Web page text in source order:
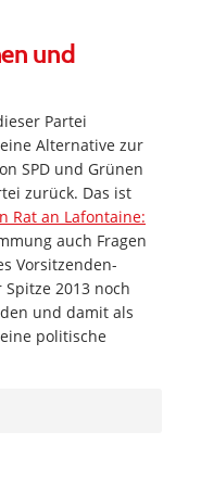
und
Partei
Alternative zur
SPD und Grünen
zurück. Das ist
Rat an Lafontaine:
auch Fragen
Vorsitzenden-
2013 noch
und damit als
politische